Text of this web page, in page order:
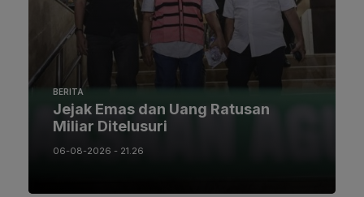
BERITA
Jejak Emas dan Uang Ratusan
Miliar Ditelusuri
06-08-2026 - 21.26